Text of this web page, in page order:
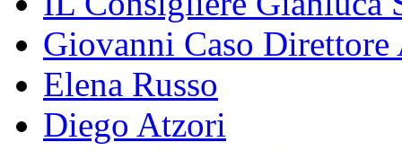
Giovanni Caso
Elena Russo
Diego Atzori